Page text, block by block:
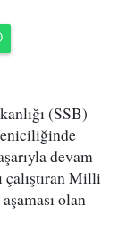
(SSB)
devam
çalıştıran Milli
olan